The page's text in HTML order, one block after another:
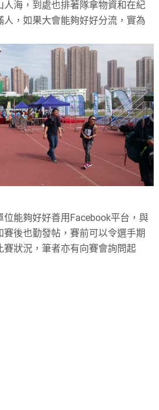
人海，到處也排著隊拿物資和在紀
，如果大會能夠好好分流，實為
能夠好好善用Facebook平台，與
後也勤發帖，賽前可以令選手期
賽狀況，筆者亦有向賽會詢問起